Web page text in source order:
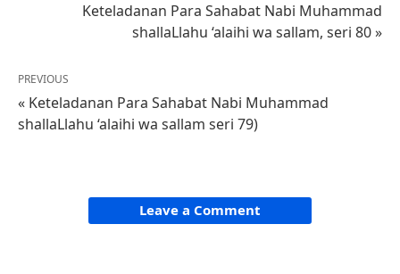
Keteladanan Para Sahabat Nabi Muhammad
shallaLlahu ‘alaihi wa sallam, seri 80 »
PREVIOUS
« Keteladanan Para Sahabat Nabi Muhammad
shallaLlahu ‘alaihi wa sallam seri 79)
Leave a Comment